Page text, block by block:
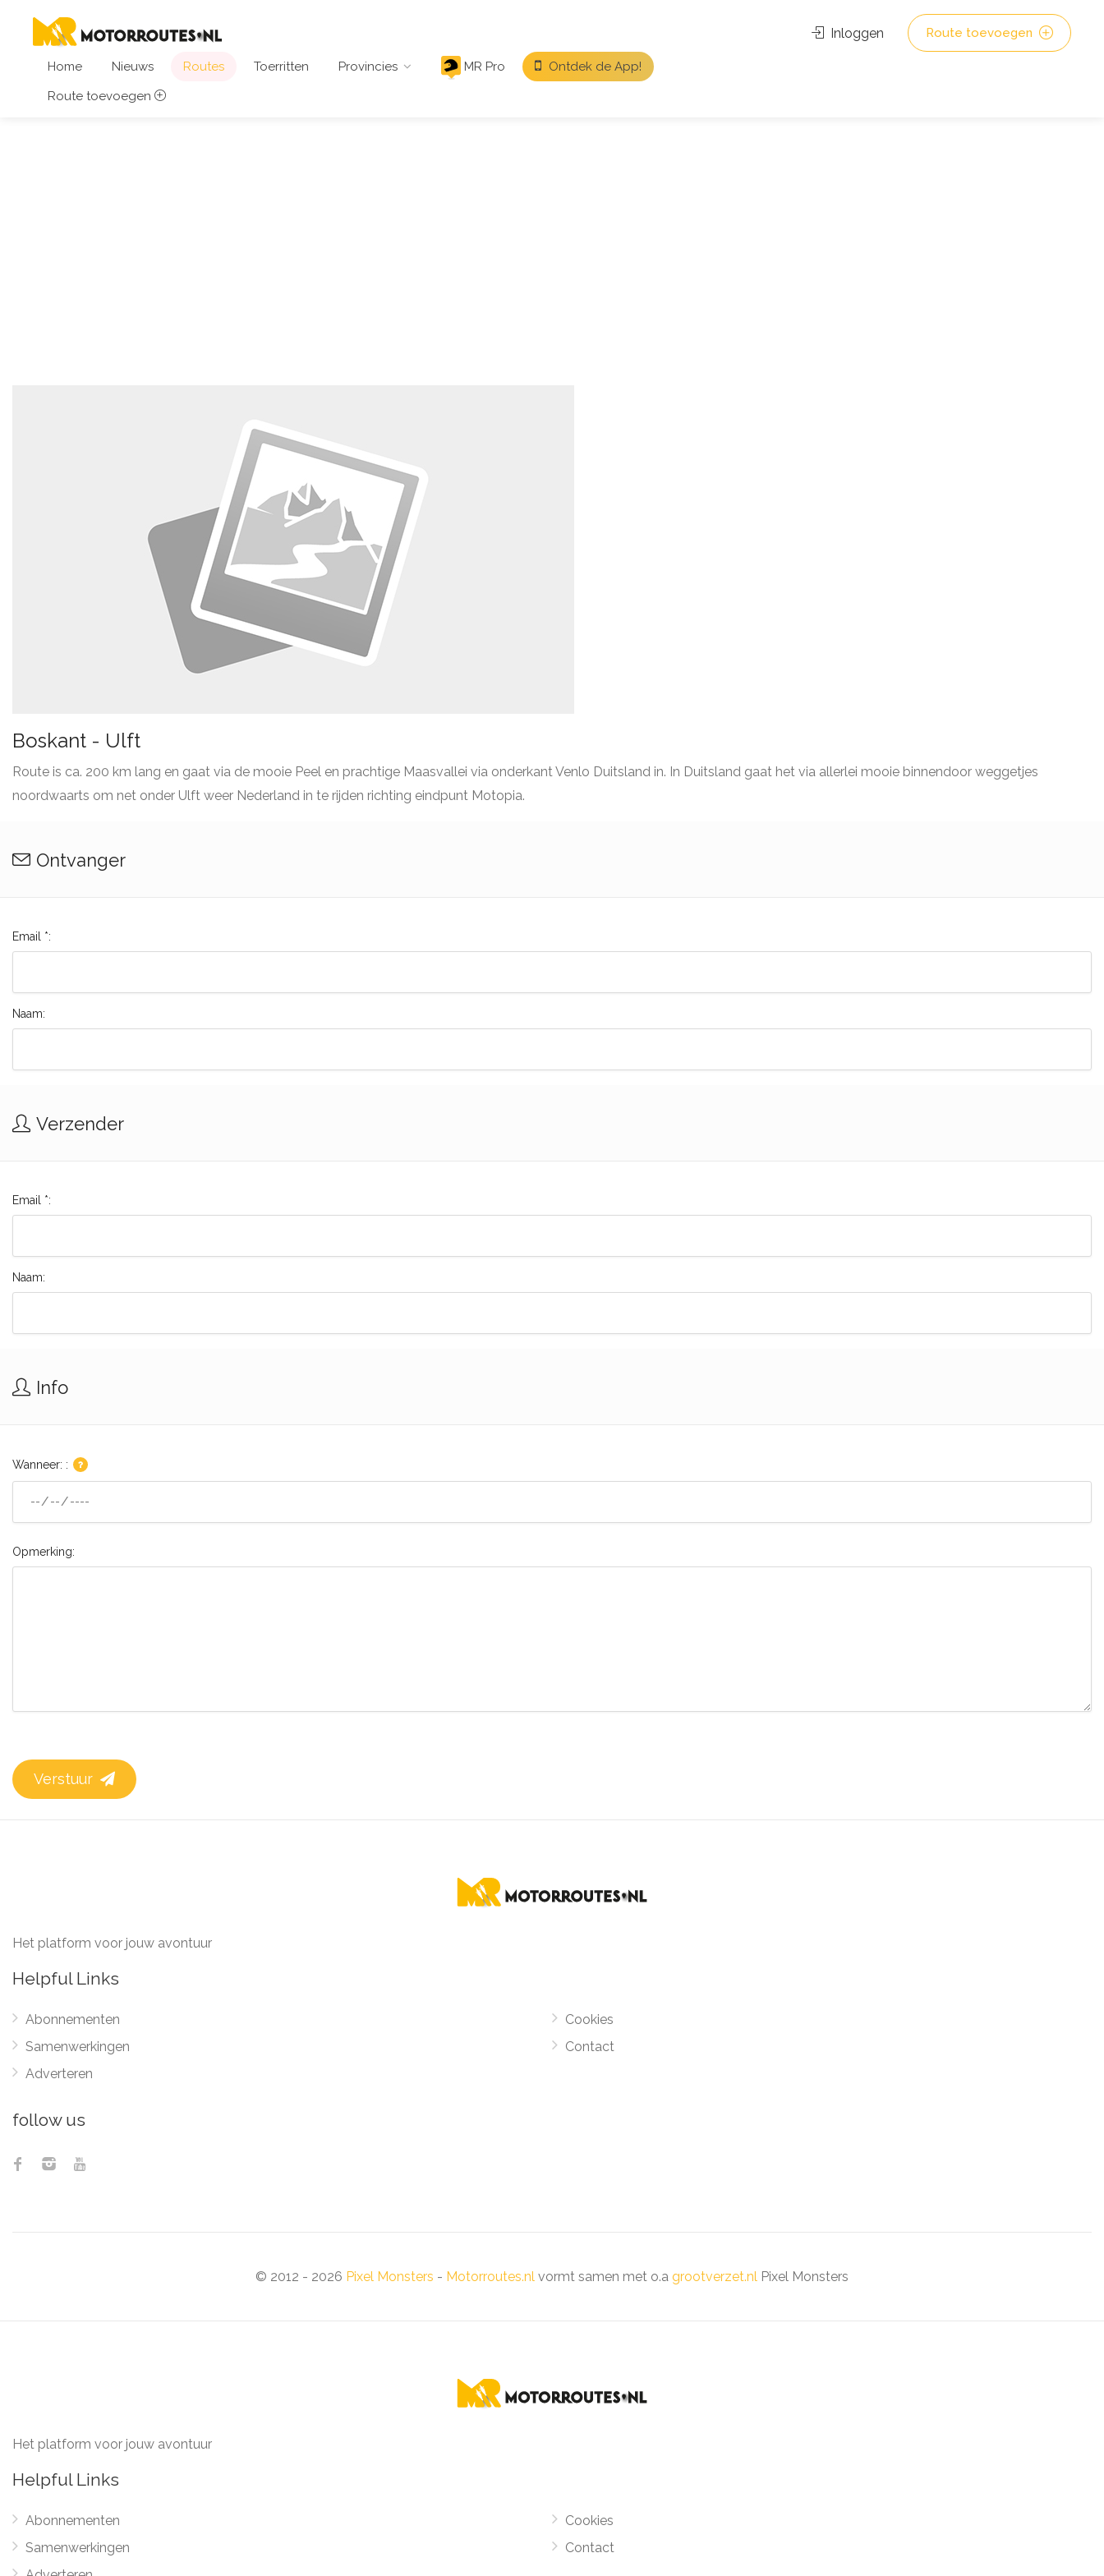
Home Nieuws Routes Toerritten Provincies MR Pro
Ontdek de App!
Route toevoegen
Inloggen Route toevoegen
Boskant - Ulft
Route is ca. 200 km lang en gaat via de mooie Peel en prachtige Maasvallei via onderkant Venlo Duitsland in. In Duitsland gaat het via allerlei mooie binnendoor weggetjes
noordwaarts om net onder Ulft weer Nederland in te rijden richting eindpunt Motopia.
Ontvanger
Email *:
Naam:
Verzender
Email *:
Naam:
Info
Wanneer: :
Opmerking:
Verstuur
Het platform voor jouw avontuur
Helpful Links
Abonnementen
Samenwerkingen
Adverteren
Cookies
Contact
follow us
© 2012 - 2026 Pixel Monsters - Motorroutes.nl vormt samen met o.a grootverzet.nl Pixel Monsters
Het platform voor jouw avontuur
Helpful Links
Abonnementen
Samenwerkingen
Cookies
Contact